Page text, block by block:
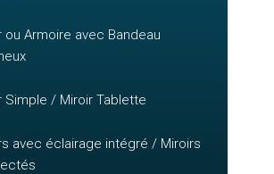
ou Armoire avec Bandeau
Simple / Miroir Tablette
avec éclairage intégré / Miroirs